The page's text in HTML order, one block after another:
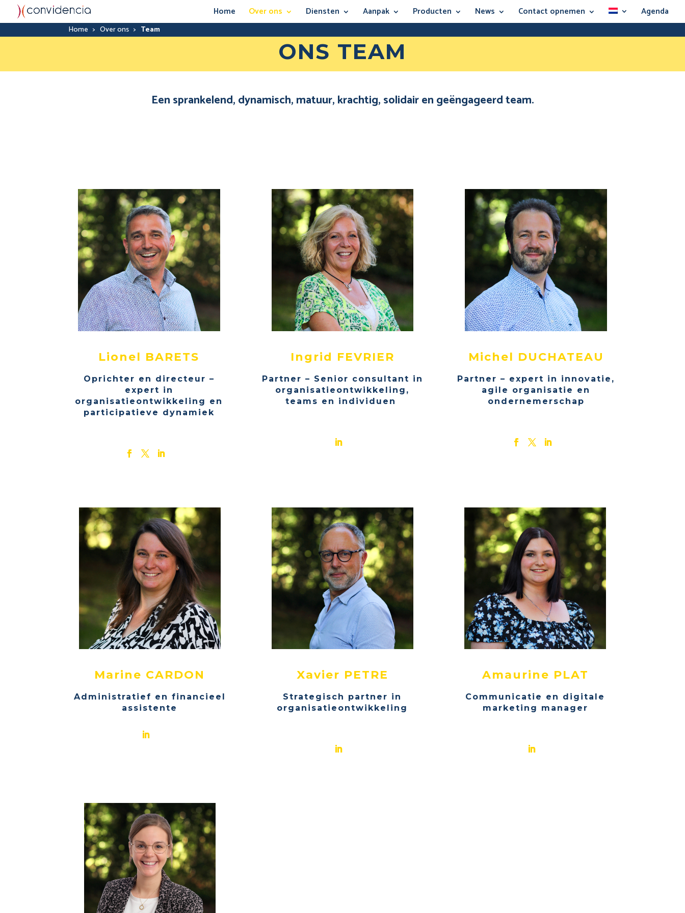
Home Over ons Diensten Aanpak Producten News Contact opnemen Agenda
Home >Over ons > Team
ONS TEAM
Een sprankelend, dynamisch, matuur, krachtig, solidair en geëngageerd team.
Lionel BARETS
Oprichter en directeur –
expert in
organisatieontwikkeling en
participatieve dynamiek
Ingrid FEVRIER
Partner – Senior consultant in
organisatieontwikkeling ,
teams en individuen
Michel DUCHATEAU
Partner – expert in innovatie,
agile organisatie en
ondernemerschap
Marine CARDON
Administratief en financieel
assistente
Xavier PETRE
Strategisch partner in
organisatieontwikkeling
Amaurine PLAT
Communicatie en digitale
marketing manager